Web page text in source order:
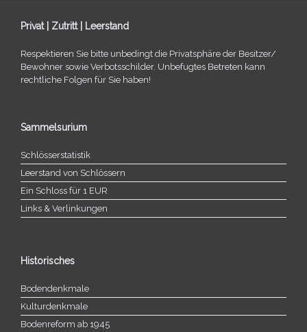
Privat | Zutritt | Leerstand
Respektieren Sie bitte unbe­dingt die Privatsphäre der Besitzer/​
Bewohner sowie Verbotsschilder. Unbefugtes Betreten kann
recht­li­che Folgen für Sie haben!
Sammelsurium
Schlösserstatistik
Leerstand von Schlössern
Ein Schloss für 1 EUR
Links & Verlinkungen
Historisches
Bodendenkmale
Kulturdenkmale
Bodenreform ab 1945